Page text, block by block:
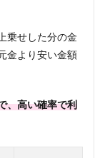
乗せした分の金
金より安い金額
、高い確率で利